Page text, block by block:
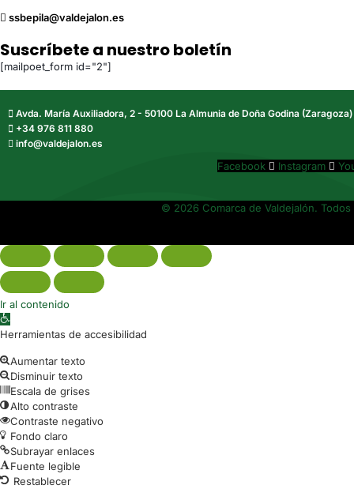
ssbepila@valdejalon.es
Suscríbete a nuestro boletín
[mailpoet_form id="2"]
Avda. María Auxiliadora, 2 - 50100 La Almunia de Doña Godina (Zaragoza)
+34 976 811 880
info@valdejalon.es
Facebook Instagram
© 2026 Comarca de Valdejalón.
Ir al contenido
Abrir barra de herramientas
Herramientas de accesibilidad
Aumentar texto
Disminuir texto
Escala de grises
Alto contraste
Contraste negativo
Fondo claro
Subrayar enlaces
Fuente legible
Restablecer